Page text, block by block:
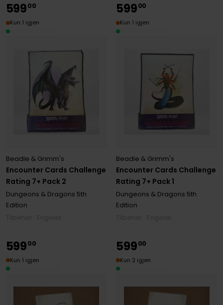
Encounter Cards Challenge
Rating 7+ Pack 2
Beadle & Grimm's
Dungeons & Dragons 5th
Edition
59900
Kun 1 igjen
Encounter Cards Challenge
Rating 7+ Pack 1
Beadle & Grimm's
Dungeons & Dragons 5th
Edition
59900
Kun 1 igjen
59900
Kun 1 igjen
59900
Kun 2 igjen